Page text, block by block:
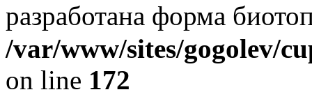
разработана форма
/var/www/sites/gogolev/
on line 172